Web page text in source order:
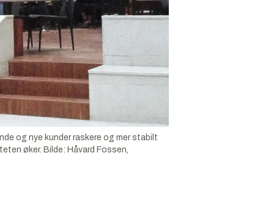
og nye kunder raskere og mer stabilt
øker. Bilde: Håvard Fossen,